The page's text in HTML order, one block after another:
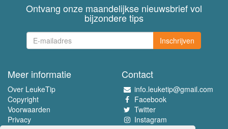
Ontvang onze maandelijkse nieuwsbrief vol
bijzondere tips
Inschrijven
Meer informatie
Over LeukeTip
Copyright
Voorwaarden
Privacy
Contact
info.leuketip@gmail.com
Facebook
Twitter
Instagram